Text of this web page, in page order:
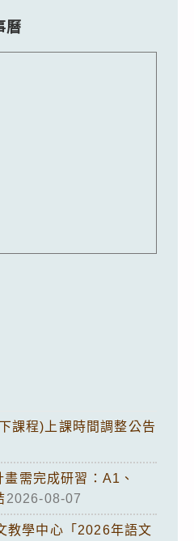
曆
課程)上課時間調整公告
需完成研習：A1、
2026-08-07
教學中心「2026年語文